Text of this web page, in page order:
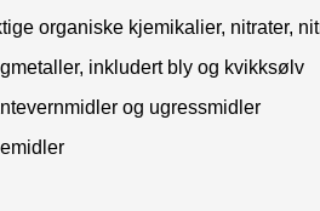
organiske kjemikalier, nitrater,
inkludert bly og kvikksølv
og ugressmidler